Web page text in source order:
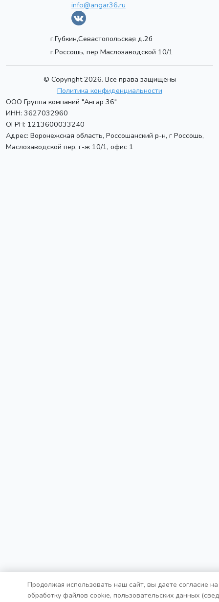
info@angar36.ru
г.Губкин,Севастопольская д.2б
г.Россошь, пер Маслозаводской 10/1
© Copyright 2026. Все права защищены
Политика конфиденциальности
ООО Группа компаний "Ангар 36"
ИНН: 3627032960
ОГРН: 1213600033240
Адрес: Воронежская область, Россошанский р-н, г Россошь,
Маслозаводской пер, г-ж 10/1, офис 1
Продолжая использовать наш сайт, вы даете согласие на
обработку файлов cookie, пользовательских данных